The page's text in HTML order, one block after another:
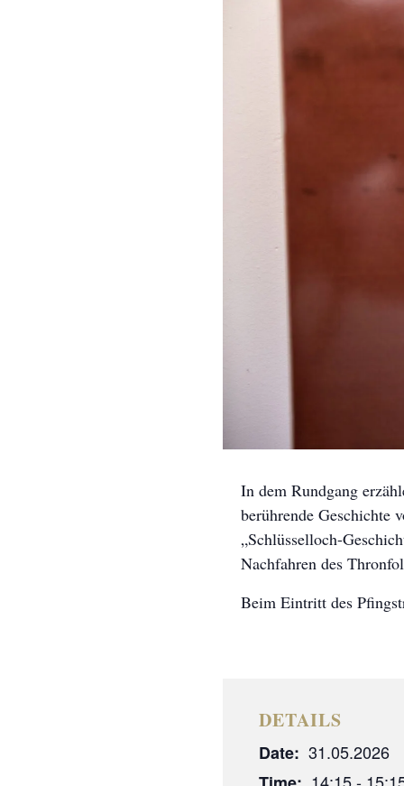
In dem Rundgang
berührende Geschichte
„Schlüsselloch-
Nachfahren des
Beim Eintritt des
DETAILS
Date: 31.05.2026